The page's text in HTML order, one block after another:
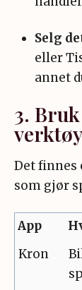
Selg
eller
annet
3.
verktøy
Det finnes
som gjør
App
Kron